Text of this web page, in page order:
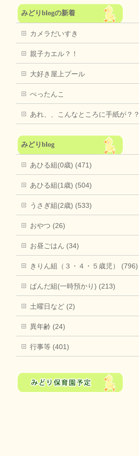
みどりblogの新着
カメラだいすき
親子カエル？！
大好き屋上プール
ぺったんこ
あれ、、こんなところに手紙が？？
みどりblog
あひる組(0歳) (471)
あひる組(1歳) (504)
うさぎ組(2歳) (533)
おやつ (26)
お昼ごはん (34)
きりん組（３・４・５歳児） (796)
ぱんだ組(一時預かり) (213)
土曜日など (2)
異年齢 (24)
行事等 (401)